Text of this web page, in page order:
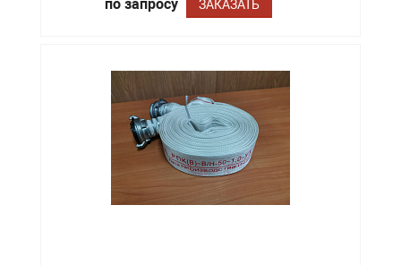
по запросу ЗАКАЗАТЬ